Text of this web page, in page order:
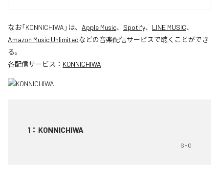
なお「KONNICHIWA 」は、 Apple Music、 Spotify、 LINE MUSIC、
Amazon Music Unlimitedなどの音楽配信サービスで聴くことができ
る。
各配信サービス： KONNICHIWA
1 ： KONNICHIWA
SHO